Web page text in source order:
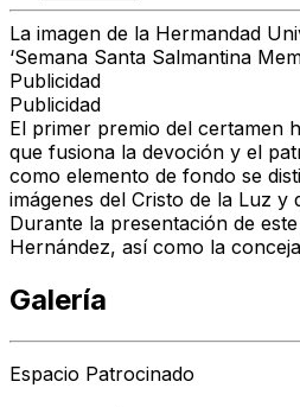
La imagen de la Hermandad
‘Semana Santa Salmantina
Publicidad
Publicidad
El primer premio del certamen
que fusiona la devoción y el
como elemento de fondo se
imágenes del Cristo de la Luz
Durante la presentación de
Hernández, así como la
Galería
Espacio Patrocinado